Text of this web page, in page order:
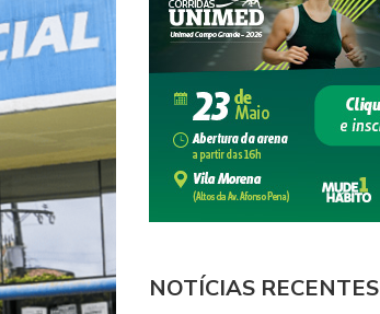
NOTÍCIAS RECENTES